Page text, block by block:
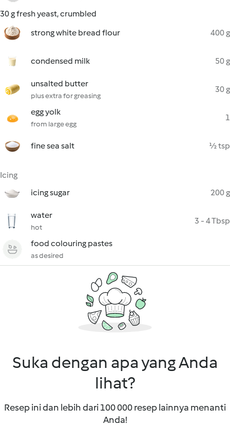
30 g fresh yeast, crumbled
strong white bread flour
400 g
condensed milk 50 g
unsalted butter
plus extra for greasing
30 g
egg yolk
from large egg
1
fine sea salt ½ tsp
Icing
icing sugar
200 g
water
hot
3 - 4 Tbsp
food colouring pastes
as desired
Suka dengan apa yang Anda
lihat?
Resep ini dan lebih dari 100 000 resep lainnya menanti
Anda!